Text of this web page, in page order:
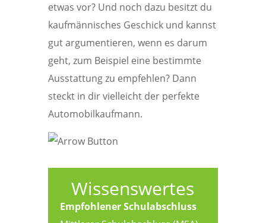
etwas vor? Und noch dazu besitzt du
kaufmännisches Geschick und kannst
gut argumentieren, wenn es darum
geht, zum Beispiel eine bestimmte
Ausstattung zu empfehlen? Dann
steckt in dir vielleicht der perfekte
Automobilkaufmann.
Wissenswertes
Empfohlener Schulabschluss